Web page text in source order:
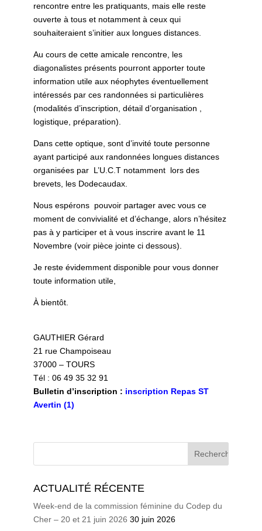
rencontre entre les pratiquants, mais elle reste
ouverte à tous et notamment à ceux qui
souhaiteraient s’initier aux longues distances.
Au cours de cette amicale rencontre, les
diagonalistes présents pourront apporter toute
information utile aux néophytes éventuellement
intéressés par ces randonnées si particulières
(modalités d’inscription, détail d’organisation ,
logistique, préparation).
Dans cette optique, sont d’invité toute personne
ayant participé aux randonnées longues distances
organisées par L’U.C.T notamment lors des
brevets, les Dodecaudax.
Nous espérons pouvoir partager avec vous ce
moment de convivialité et d’échange, alors n’hésitez
pas à y participer et à vous inscrire avant le 11
Novembre (voir pièce jointe ci dessous).
Je reste évidemment disponible pour vous donner
toute information utile,
À bientôt.
GAUTHIER Gérard
21 rue Champoiseau
37000 – TOURS
Tél : 06 49 35 32 91
Bulletin d’inscription : inscription Repas ST
Avertin (1)
ACTUALITÉ RÉCENTE
Week-end de la commission féminine du Codep du
Cher – 20 et 21 juin 2026 30 juin 2026